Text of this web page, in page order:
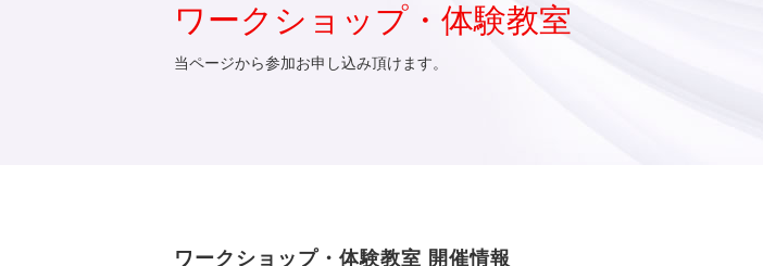
ワークショップ・体験教室
当ページから参加お申し込み頂けます。
ワークショップ・体験教室 開催情報